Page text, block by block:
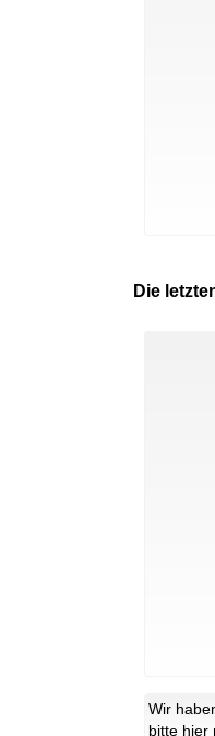
Die
Wir
bitte hier